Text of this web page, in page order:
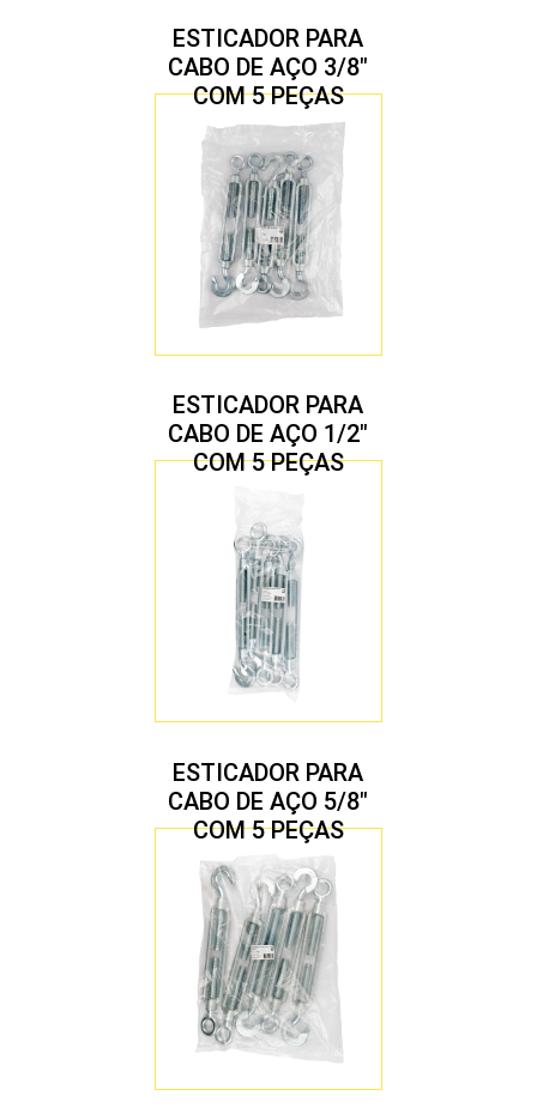
ESTICADOR PARA
CABO DE AÇO 3/8″
COM 5 PEÇAS
ESTICADOR PARA
CABO DE AÇO 1/2″
COM 5 PEÇAS
ESTICADOR PARA
CABO DE AÇO 5/8″
COM 5 PEÇAS